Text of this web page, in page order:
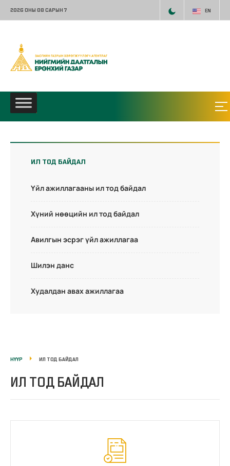
2026 ОНЫ 08 САРЫН 7 EN
ИЛ ТОД БАЙДАЛ
Үйл ажиллагааны ил тод байдал
Хүний нөөцийн ил тод байдал
Авилгын эсрэг үйл ажиллагаа
Шилэн данс
Худалдан авах ажиллагаа
НҮҮР ИЛ ТОД БАЙДАЛ
ИЛ ТОД БАЙДАЛ